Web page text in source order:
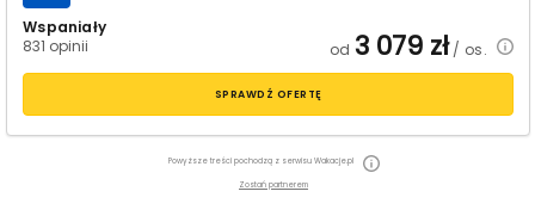
Wspaniały
831 opinii
od 3 079 zł/ os.
SPRAWDŹ OFERTĘ
Powyższe treści pochodzą z serwisu Wakacje.pl
Zostań partnerem